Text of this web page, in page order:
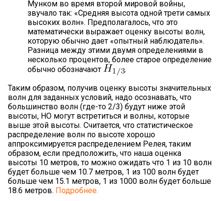
Мунком во время второй мировой войны,
звучало так: «Средняя высота одной трети самых
высоких волн». Предполагалось, что это
математически выражает оценку высоты волн,
которую обычно дает «опытный наблюдатель».
Разница между этими двумя определениями в
несколько процентов, более старое определение
обычно обозначают
.
Таким образом, получив оценку высоты значительных
волн для заданных условий, надо осознавать, что
большинство волн (где-то 2/3) будут ниже этой
высоты, НО могут встретиться и волны, которые
выше этой высоты. Считается, что статистическое
распределение волн по высоте хорошо
аппроксимируется распределением Релея, таким
образом, если предположить, что наша оценка
высоты 10 метров, то можно ожидать что 1 из 10 волн
будет больше чем 10.7 метров, 1 из 100 волн будет
больше чем 15.1 метров, 1 из 1000 волн будет больше
18.6 метров. Подробнее.